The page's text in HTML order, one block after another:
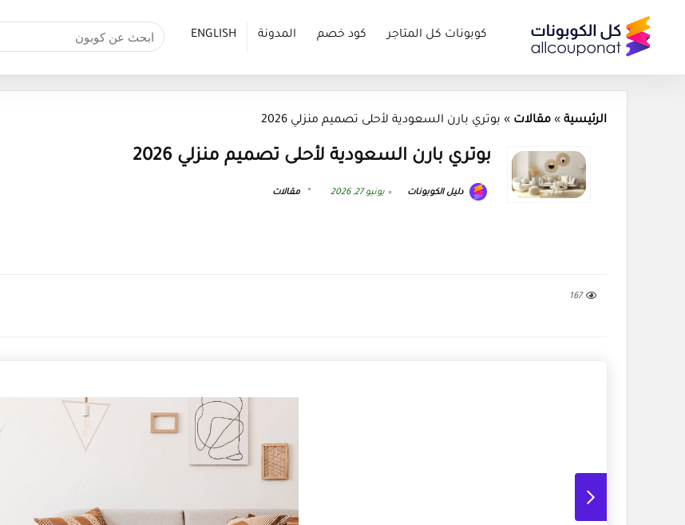
كوبونات كل المتاجر كود خصم المدونة ENGLISH
الرئيسية » مقالات » بوتري بارن السعودية لأحلى تصميم منزلي 2026
بوتري بارن السعودية لأحلى تصميم منزلي 2026
دليل الكوبونات يونيو 27, 2026 مقالات
167